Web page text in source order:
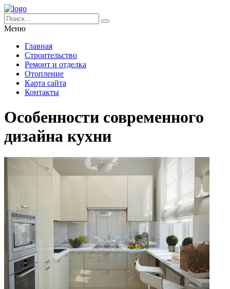
Меню
Главная
Строительство
Ремонт и отделка
Отопление
Карта сайта
Контакты
Особенности современного
дизайна кухни